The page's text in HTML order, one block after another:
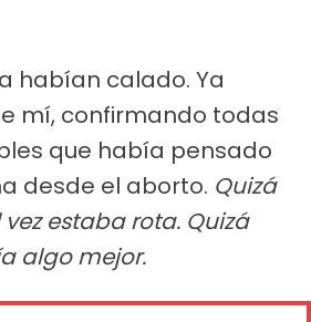
habían calado. Ya
mí, confirmando todas
que había pensado
desde el aborto. Quizá
estaba rota. Quizá
algo mejor.